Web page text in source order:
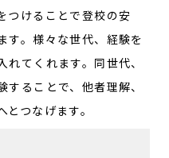
つけることで登校の安
す。様々な世代、経験を
てくれます。同世代、
ることで、他者理解、
つなげます。